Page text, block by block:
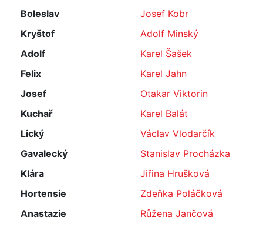
Boleslav
Josef Kobr
Kryštof
Adolf Minský
Adolf
Karel Šašek
Felix
Karel Jahn
Josef
Otakar Viktorin
Kuchař
Karel Balát
Lický
Václav Vlodarčík
Gavalecký
Stanislav Procházka
Klára
Jiřina Hrušková
Hortensie
Zdeňka Poláčková
Anastazie
Růžena Jančová